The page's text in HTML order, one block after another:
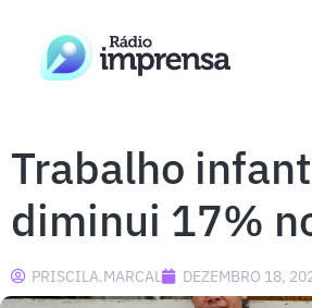
Trabalho
diminui 17%
PRISCILA.MARCAL DEZEMBRO 18,